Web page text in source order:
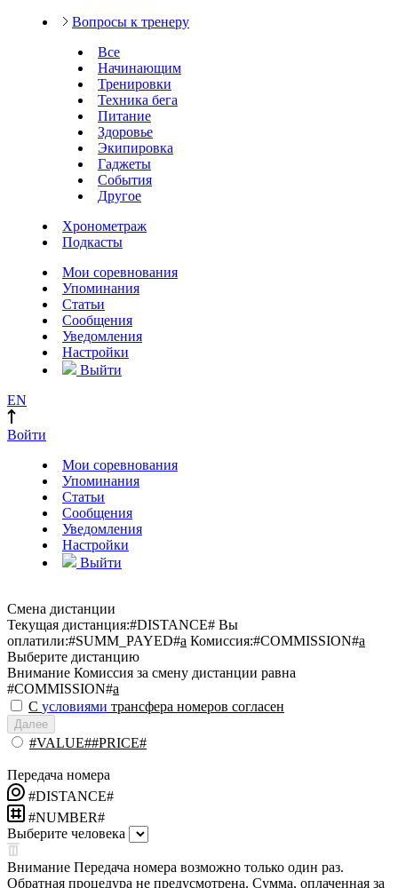
Вопросы к тренеру
Все
Начинающим
Тренировки
Техника бега
Питание
Здоровье
Экипировка
Гаджеты
События
Другое
Хронометраж
Подкасты
Мои соревнования
Упоминания
Статьи
Сообщения
Уведомления
Настройки
Выйти
EN
Войти
Мои соревнования
Упоминания
Статьи
Сообщения
Уведомления
Настройки
Выйти
Смена дистанции
Текущая дистанция:#DISTANCE# Вы
оплатили:#SUMM_PAYED#a Комиссия:#COMMISSION#a
Выберите дистанцию
Внимание Комиссия за смену дистанции равна
#COMMISSION#a
С условиями трансфера номеров согласен
Далее
#VALUE##PRICE#
Передача номера
#DISTANCE#
#NUMBER#
Выберите человека
Внимание Передача номера возможно только один раз.
Обратная процедура не предусмотрена. Сумма, оплаченная за